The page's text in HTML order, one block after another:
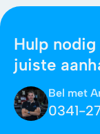
Hulp
juiste
Bel met
0341-